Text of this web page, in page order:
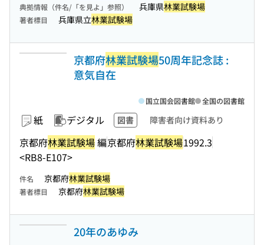
典拠情報（件名/「を見よ」参照） 兵庫県林業試験場
著者標目 兵庫県立林業試験場
京都府林業試験場50周年記念誌 :
意気自在
紙 デジタル 図書 障害者向け資料あり
京都府林業試験場編京都府林業試験場1992.3
<RB8-E107>
国立国会図書館 全国の図書館
件名 京都府林業試験場
著者標目 京都府林業試験場
20年のあゆみ